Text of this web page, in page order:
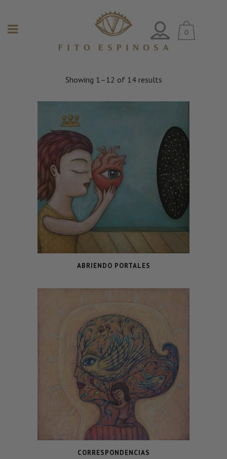
0
Showing 1–12 of 14 results
ABRIENDO PORTALES
CORRESPONDENCIAS